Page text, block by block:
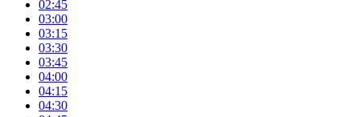
02:45
03:00
03:15
03:30
03:45
04:00
04:15
04:30